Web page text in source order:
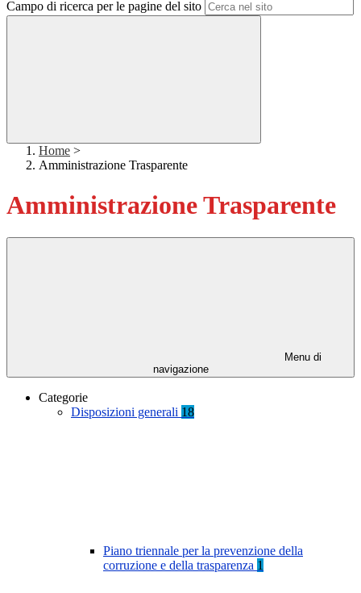
Campo di ricerca per le pagine del sito
Home >
Amministrazione Trasparente
Amministrazione Trasparente
Menu di
navigazione
Categorie
Disposizioni generali 18
Piano triennale per la prevenzione della
corruzione e della trasparenza 1